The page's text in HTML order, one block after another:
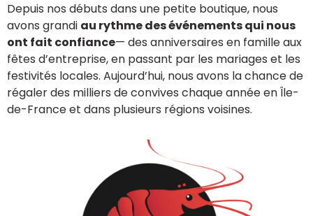
Depuis nos débuts dans une petite boutique, nous
avons grandi au rythme des événements qui nous
ont fait confiance— des anniversaires en famille aux
fêtes d’entreprise, en passant par les mariages et les
festivités locales. Aujourd’hui, nous avons la chance de
régaler des milliers de convives chaque année en Île-
de-France et dans plusieurs régions voisines.